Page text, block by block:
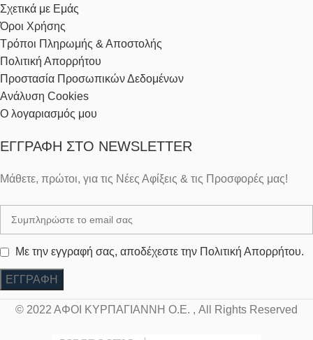
Σχετικά με Εμάς
Όροι Χρήσης
Τρόποι Πληρωμής & Αποστολής
Πολιτική Απορρήτου
Προστασία Προσωπικών Δεδομένων
Ανάλυση Cookies
Ο λογαριασμός μου
ΕΓΓΡΑΦΉ ΣΤΟ NEWSLETTER
Μάθετε, πρώτοι, για τις Νέες Αφίξεις & τις Προσφορές μας!
Με την εγγραφή σας, αποδέχεστε την Πολιτική Απορρήτου.
© 2022 ΑΦΟΙ ΚΥΡΠΑΓΙΑΝΝΗ Ο.Ε. , All Rights Reserved